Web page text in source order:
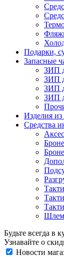
Подарки,
Запасные
ЗИП
ЗИП
ЗИП
ЗИП
Изделия из
Средства
Будьте всегда в
Узнавайте о
Новости